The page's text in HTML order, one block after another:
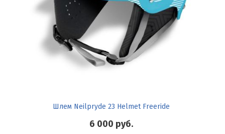
Шлем Neilpryde 23 Helmet Freeride
6 000 руб.